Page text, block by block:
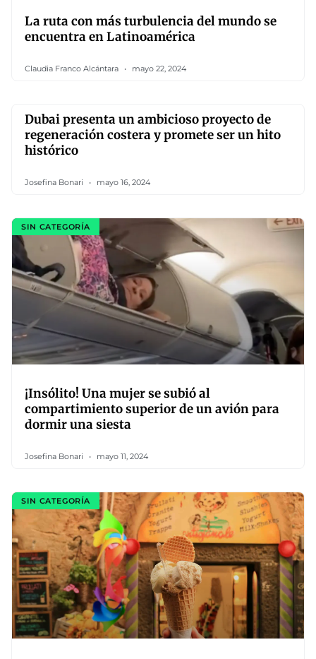
La ruta con más turbulencia del mundo se
encuentra en Latinoamérica
Claudia Franco Alcántara mayo 22, 2024
Dubai presenta un ambicioso proyecto de
regeneración costera y promete ser un hito
histórico
Josefina Bonari mayo 16, 2024
SIN CATEGORÍA
¡Insólito! Una mujer se subió al
compartimiento superior de un avión para
dormir una siesta
Josefina Bonari mayo 11, 2024
SIN CATEGORÍA